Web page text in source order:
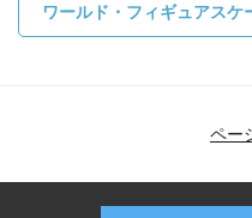
ワールド・フィギュアス
ペー